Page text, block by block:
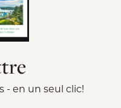
- en un seul clic!